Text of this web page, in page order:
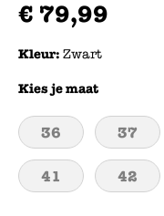
€ 79,99
Kleur: Zwart
Kies je maat
36 37
41 42